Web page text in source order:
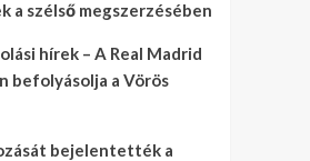
a szélső megszerzésében
hírek – A Real Madrid
befolyásolja a Vörös
bejelentették a